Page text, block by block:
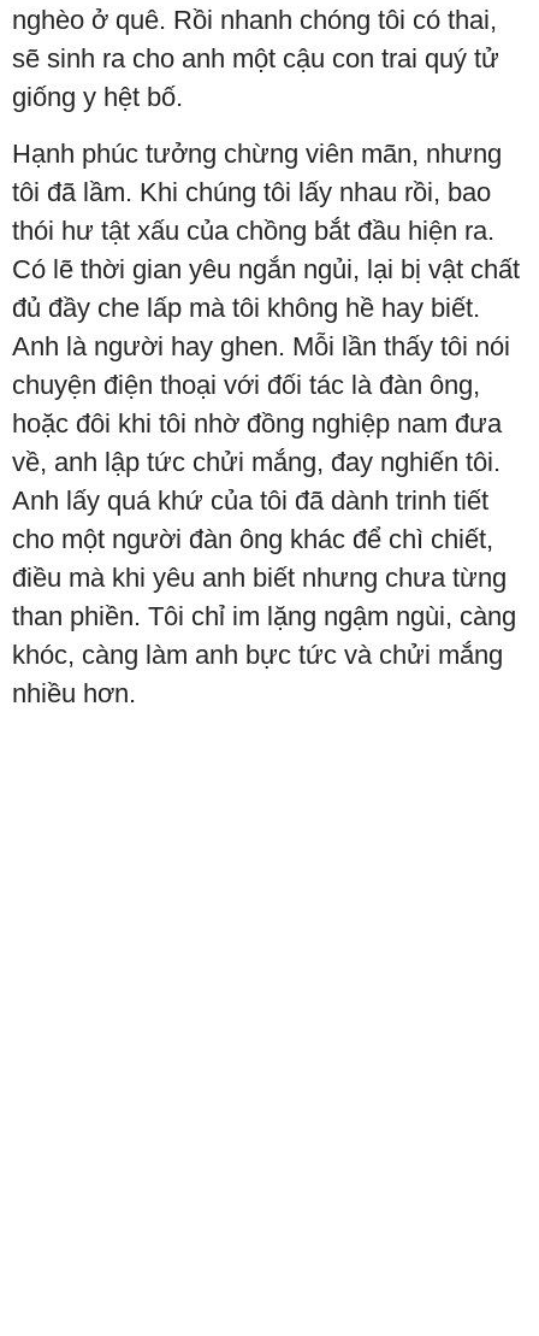
nghèo ở quê. Rồi nhanh chóng tôi có thai,
sẽ sinh ra cho anh một cậu con trai quý tử
giống y hệt bố.
Hạnh phúc tưởng chừng viên mãn, nhưng
tôi đã lầm. Khi chúng tôi lấy nhau rồi, bao
thói hư tật xấu của chồng bắt đầu hiện ra.
Có lẽ thời gian yêu ngắn ngủi, lại bị vật chất
đủ đầy che lấp mà tôi không hề hay biết.
Anh là người hay ghen. Mỗi lần thấy tôi nói
chuyện điện thoại với đối tác là đàn ông,
hoặc đôi khi tôi nhờ đồng nghiệp nam đưa
về, anh lập tức chửi mắng, đay nghiến tôi.
Anh lấy quá khứ của tôi đã dành trinh tiết
cho một người đàn ông khác để chì chiết,
điều mà khi yêu anh biết nhưng chưa từng
than phiền. Tôi chỉ im lặng ngậm ngùi, càng
khóc, càng làm anh bực tức và chửi mắng
nhiều hơn.